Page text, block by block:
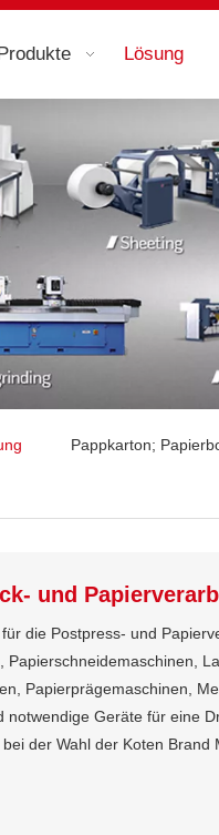
Lösung
Pappkarton;
und
die Postpress- und
Papierprägemaschinen,
notwendige Geräte für eine
der Wahl der Koten Brand